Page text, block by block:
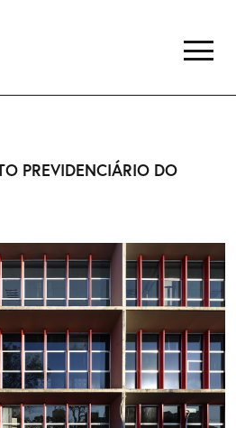
PREVIDENCIÁRIO DO